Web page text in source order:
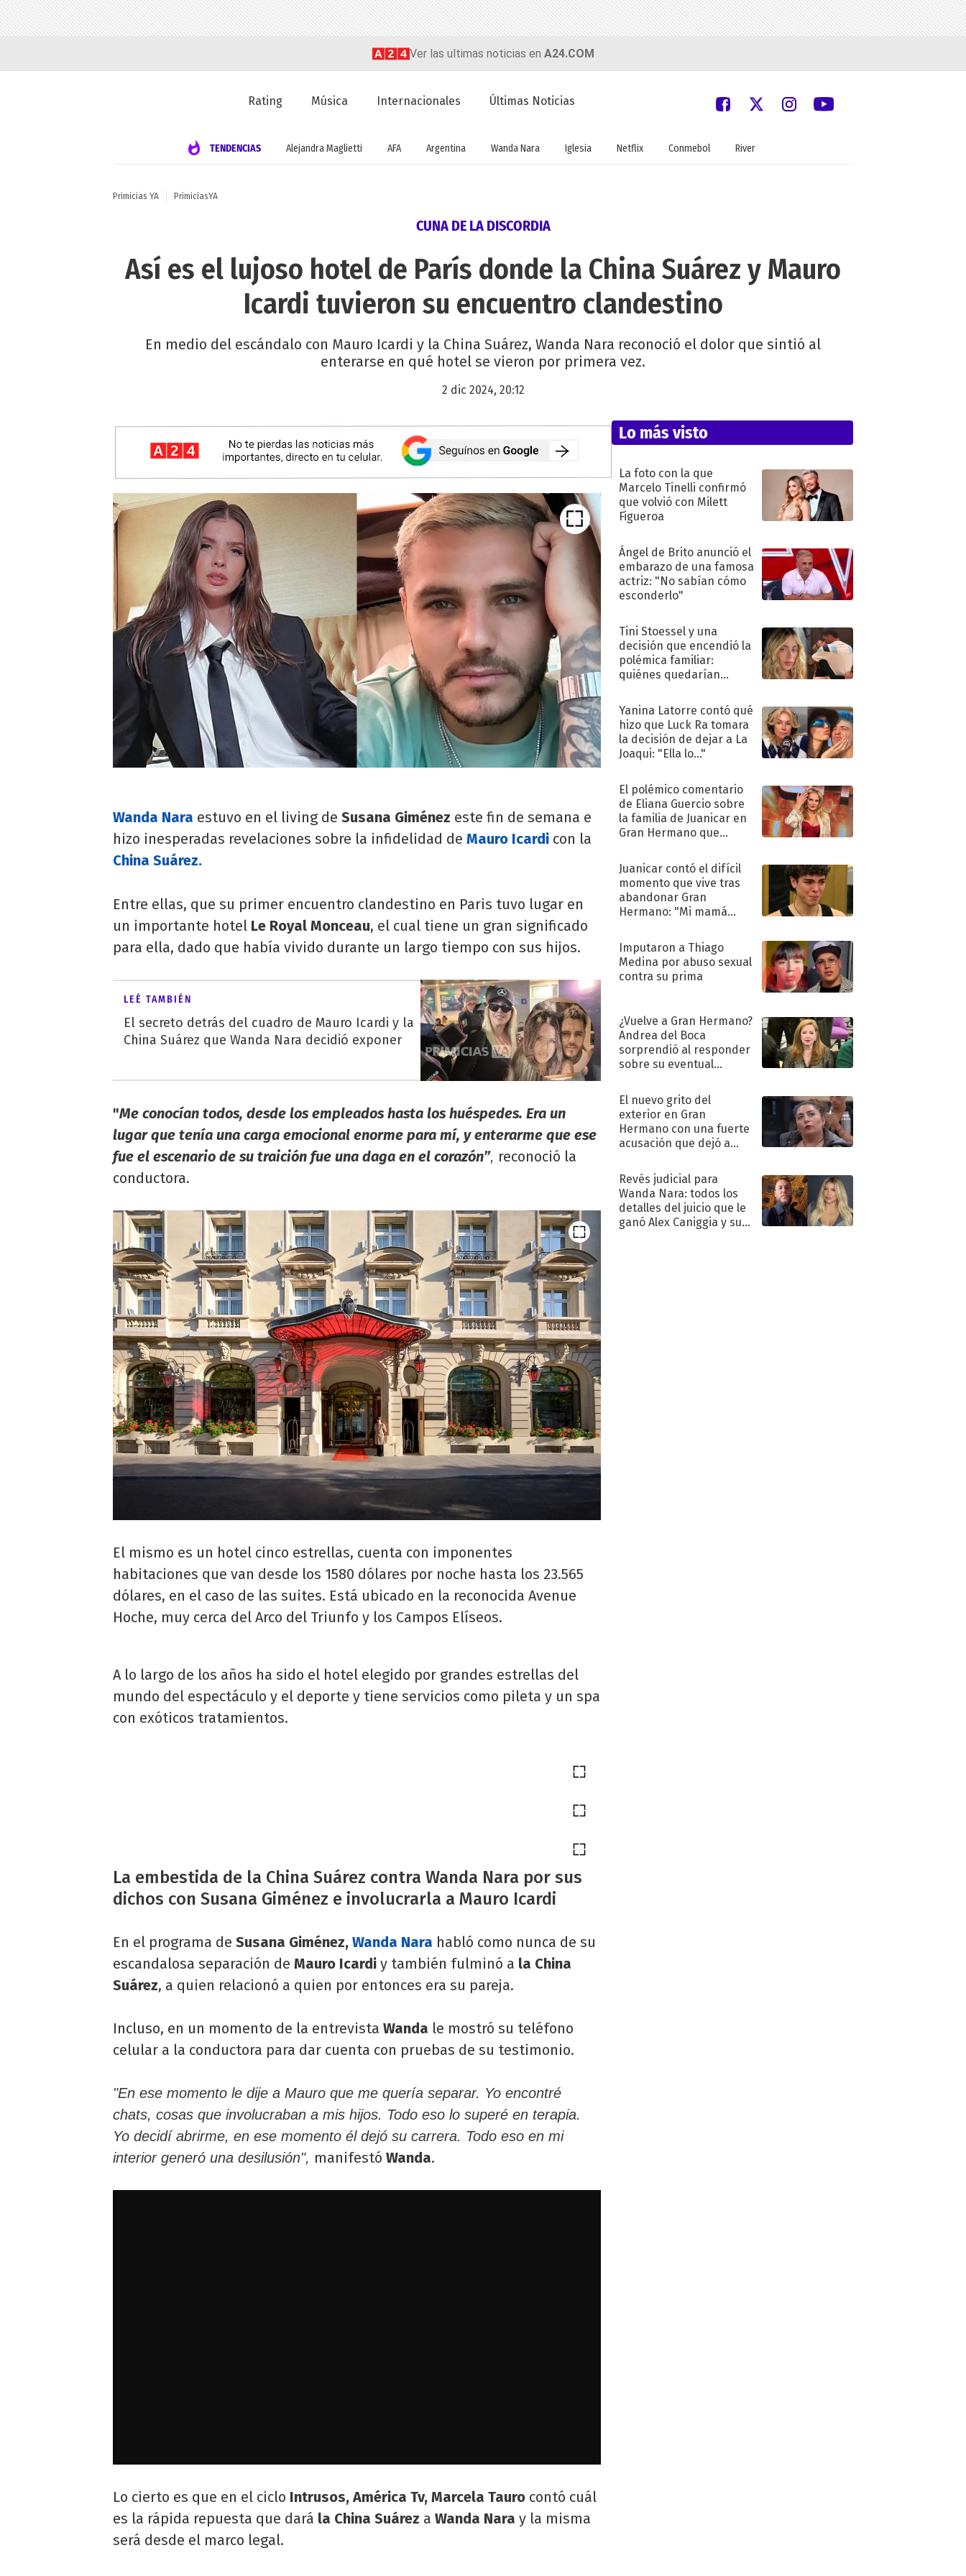
Ver las ultimas noticias en A24.COM
Rating Música Internacionales Últimas Noticias
TENDENCIAS Alejandra Maglietti AFA Argentina Wanda Nara Iglesia Netflix Conmebol River
Primicias YA PrimiciasYA
CUNA DE LA DISCORDIA
Así es el lujoso hotel de París donde la China Suárez y Mauro
Icardi tuvieron su encuentro clandestino
En medio del escándalo con Mauro Icardi y la China Suárez, Wanda Nara reconoció el dolor que sintió al
enterarse en qué hotel se vieron por primera vez.
2 dic 2024, 20:12
Wanda Nara estuvo en el living de Susana Giménez este fin de semana e
hizo inesperadas revelaciones sobre la infidelidad de Mauro Icardi con la
China Suárez.
Entre ellas, que su primer encuentro clandestino en Paris tuvo lugar en
un importante hotel Le Royal Monceau, el cual tiene un gran significado
para ella, dado que había vivido durante un largo tiempo con sus hijos.
LEÉ TAMBIÉN
El secreto detrás del cuadro de Mauro Icardi y la
China Suárez que Wanda Nara decidió exponer
"Me conocían todos, desde los empleados hasta los huéspedes. Era un
lugar que tenía una carga emocional enorme para mí, y enterarme que ese
fue el escenario de su traición fue una daga en el corazón”, reconoció la
conductora.
El mismo es un hotel cinco estrellas, cuenta con imponentes
habitaciones que van desde los 1580 dólares por noche hasta los 23.565
dólares, en el caso de las suites. Está ubicado en la reconocida Avenue
Hoche, muy cerca del Arco del Triunfo y los Campos Elíseos.
A lo largo de los años ha sido el hotel elegido por grandes estrellas del
mundo del espectáculo y el deporte y tiene servicios como pileta y un spa
con exóticos tratamientos.
La embestida de la China Suárez contra Wanda Nara por sus
dichos con Susana Giménez e involucrarla a Mauro Icardi
En el programa de Susana Giménez, Wanda Nara habló como nunca de su
escandalosa separación de Mauro Icardi y también fulminó a la China
Suárez, a quien relacionó a quien por entonces era su pareja.
Incluso, en un momento de la entrevista Wanda le mostró su teléfono
celular a la conductora para dar cuenta con pruebas de su testimonio.
"En ese momento le dije a Mauro que me quería separar. Yo encontré
chats, cosas que involucraban a mis hijos. Todo eso lo superé en terapia.
Yo decidí abrirme, en ese momento él dejó su carrera. Todo eso en mi
interior generó una desilusión", manifestó Wanda.
Lo cierto es que en el ciclo Intrusos, América Tv, Marcela Tauro contó cuál
es la rápida repuesta que dará la China Suárez a Wanda Nara y la misma
será desde el marco legal.
Lo más visto
La foto con la que
Marcelo Tinelli confirmó
que volvió con Milett
Figueroa
Ángel de Brito anunció el
embarazo de una famosa
actriz: "No sabían cómo
esconderlo"
Tini Stoessel y una
decisión que encendió la
polémica familiar:
quiénes quedarían
Yanina Latorre contó qué
hizo que Luck Ra tomara
la decisión de dejar a La
Joaqui: "Ella lo..."
El polémico comentario
de Eliana Guercio sobre
la familia de Juanicar en
Gran Hermano que
Juanicar contó el difícil
momento que vive tras
abandonar Gran
Hermano: "Mi mamá
Imputaron a Thiago
Medina por abuso sexual
contra su prima
¿Vuelve a Gran Hermano?
Andrea del Boca
sorprendió al responder
sobre su eventual
El nuevo grito del
exterior en Gran
Hermano con una fuerte
acusación que dejó a
"Traidora"
Revés judicial para
Wanda Nara: todos los
detalles del juicio que le
ganó Alex Caniggia y sus